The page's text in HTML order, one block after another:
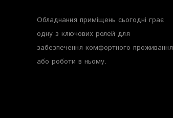
Обладнання приміщень сьогодні грає
одну з ключових ролей для
забезпечення комфортного проживання
або роботи в ньому.